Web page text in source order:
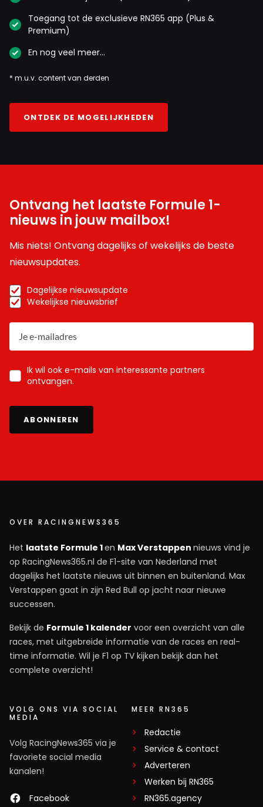
Toegang tot de exclusieve RN365 app (Plus &
Premium)
En nog veel meer…
* m.u.v. content van derden
ONTDEK DE MOGELIJKHEDEN
Ontvang het laatste Formule 1-
nieuws in jouw mailbox!
Mis niets! Ontvang dagelijks of wekelijks de beste
nieuwsupdates.
Dagelijkse nieuwsupdate
Wekelijkse nieuwsbrief
Ik wil ook e-mails van interessante partners
ontvangen.
ABONNEREN
OVER RACINGNEWS365
Het laatste Formule 1en Max Verstappen nieuws vind je
op RacingNews365.nl de F1-site van Nederland met
dagelijks het laatste nieuws uit binnen en buitenland. Max
Verstappen gaat in zijn Red Bull op jacht naar nieuwe
successen.
Bekijk de Formule 1 kalender voor een overzicht van alle
races, met uitgebreide informatie van de races en real-
time informatie. Wil je F1 op TV kijken bekijk dan het
complete overzicht!
VOLG ONS VIA SOCIAL
MEDIA
Volg RacingNews365 via je
favoriete social media
kanalen!
Facebook
MEER RN365
Redactie
Service & contact
Adverteren
Werken bij RN365
RN365.agency